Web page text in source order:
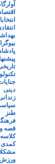
دینی
طنز
قصه
کمدی
ورزش